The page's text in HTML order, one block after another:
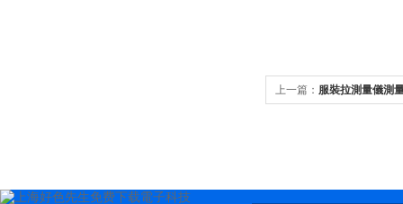
上一篇： 服裝拉測量儀測